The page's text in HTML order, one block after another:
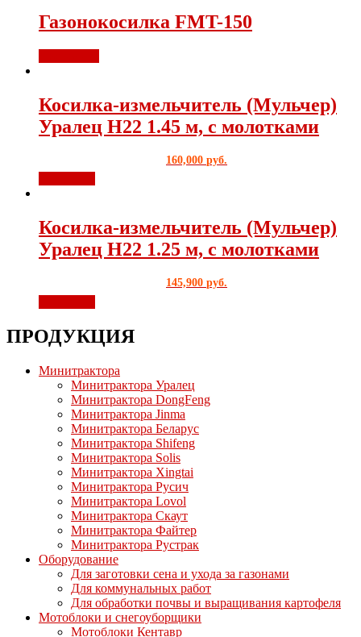
Газонокосилка FMT-150
Косилка-измельчитель (Мульчер)
Уралец Н22 1.45 м, с молотками
160,000 руб.
Косилка-измельчитель (Мульчер)
Уралец Н22 1.25 м, с молотками
145,900 руб.
ПРОДУКЦИЯ
Минитрактора
Минитрактора Уралец
Минитрактора DongFeng
Минитрактора Jinma
Минитрактора Беларус
Минитрактора Shifeng
Минитрактора Solis
Минитрактора Xingtai
Минитрактора Русич
Минитрактора Lovol
Минитрактора Скаут
Минитрактора Файтер
Минитрактора Рустрак
Оборудование
Для заготовки сена и ухода за газонами
Для коммунальных работ
Для обработки почвы и выращивания картофеля
Мотоблоки и снегоуборщики
Мотоблоки Кентавр